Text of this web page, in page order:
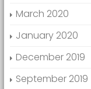
March 2020
January 2020
December 2019
September 2019